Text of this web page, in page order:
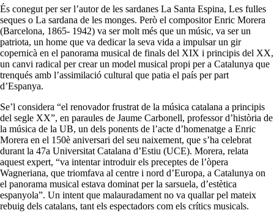
És conegut per ser l’autor de les sardanes La Santa Espina, Les fulles
seques o La sardana de les monges. Però el compositor Enric Morera
(Barcelona, 1865- 1942) va ser molt més que un músic, va ser un
patriota, un home que va dedicar la seva vida a impulsar un gir
copernicà en el panorama musical de finals del XIX i principis del XX,
un canvi radical per crear un model musical propi per a Catalunya que
trenqués amb l’assimilació cultural que patia el país per part
d’Espanya.
Se’l considera “el renovador frustrat de la música catalana a principis
del segle XX”, en paraules de Jaume Carbonell, professor d’història de
la música de la UB, un dels ponents de l’acte d’homenatge a Enric
Morera en el 150è aniversari del seu naixement, que s’ha celebrat
durant la 47a Universitat Catalana d’Estiu (UCE). Morera, relata
aquest expert, “va intentar introduir els preceptes de l’òpera
Wagneriana, que triomfava al centre i nord d’Europa, a Catalunya on
el panorama musical estava dominat per la sarsuela, d’estètica
espanyola”. Un intent que malauradament no va quallar pel mateix
rebuig dels catalans, tant els espectadors com els crítics musicals.